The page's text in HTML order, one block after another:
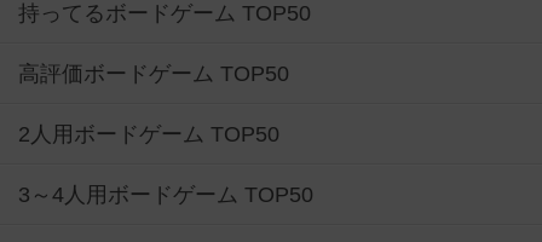
持ってるボードゲーム TOP50
高評価ボードゲーム TOP50
2人用ボードゲーム TOP50
3～4人用ボードゲーム TOP50